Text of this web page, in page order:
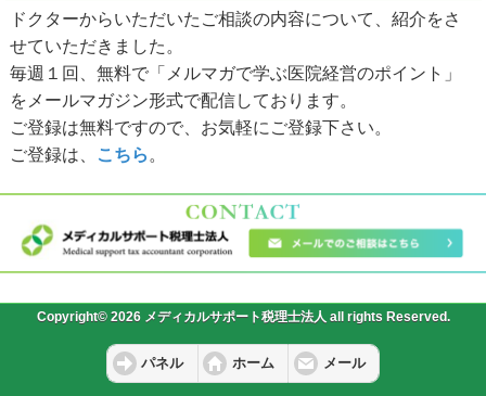
ドクターからいただいたご相談の内容について、紹介をさ
せていただきました。
毎週１回、無料で「メルマガで学ぶ医院経営のポイント」
をメールマガジン形式で配信しております。
ご登録は無料ですので、お気軽にご登録下さい。
ご登録は、
こちら 。
Copyright© 2026 メディカルサポート税理士法人 all rights Reserved.
パネル ホーム メール